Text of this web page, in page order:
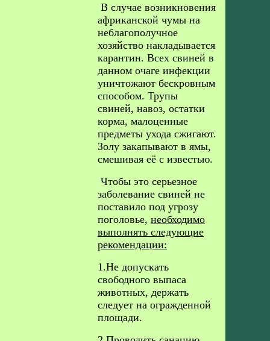
В случае возникновения
африканской чумы на
неблагополучное
хозяйство накладывается
карантин. Всех свиней в
данном очаге инфекции
уничтожают бескровным
способом. Трупы
свиней, навоз, остатки
корма, малоценные
предметы ухода сжигают.
Золу закапывают в ямы,
смешивая её с известью.
Чтобы это серьезное
заболевание свиней не
поставило под угрозу
поголовье, необходимо
выполнять следующие
рекомендации:
1.Не допускать
свободного выпаса
животных, держать
следует на огражденной
площади.